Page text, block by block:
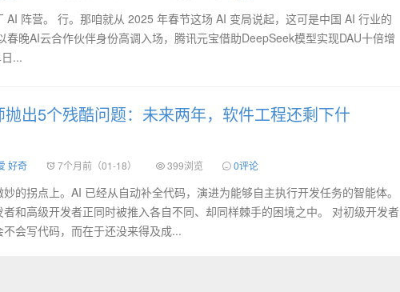
AI 阵营。 行。那咱就从 2025 年春节这场 AI 变局说起，这可是中国 AI 行业的
春晚AI云合作伙伴身份高调入场，腾讯元宝借助DeepSeek模型实现DAU十倍增
...
抛出5个残酷问题：未来两年，软件工程还剩下什
好奇 7个月前（01-18） 399浏览 0评论
的拐点上。AI 已经从自动补全代码，演进为能够自主执行开发任务的智能体。
和高级开发者正同时被推入各自不同、却同样棘手的困境之中。 对初级开发者
会写代码，而在于还没来得及成...